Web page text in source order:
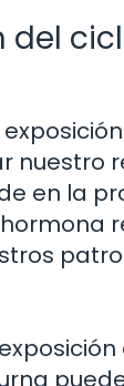
del
nuestro
en la